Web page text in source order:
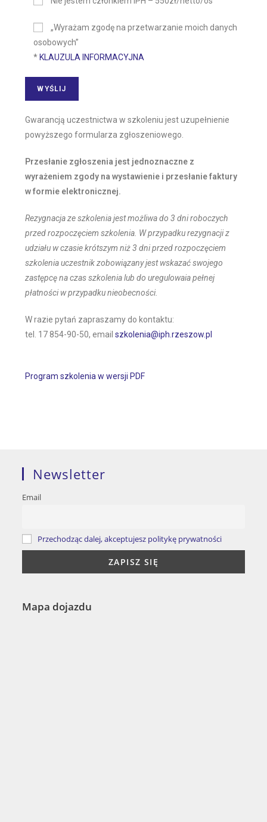
„Wyrażam zgodę na przetwarzanie moich danych
osobowych”
* KLAUZULA INFORMACYJNA
Gwarancją uczestnictwa w szkoleniu jest uzupełnienie
powyższego formularza zgłoszeniowego.
Przesłanie zgłoszenia jest jednoznaczne z
wyrażeniem zgody na wystawienie i przesłanie faktury
w formie elektronicznej.
Rezygnacja ze szkolenia jest możliwa do 3 dni roboczych
przed rozpoczęciem szkolenia. W przypadku rezygnacji z
udziału w czasie krótszym niż 3 dni przed rozpoczęciem
szkolenia uczestnik zobowiązany jest wskazać swojego
zastępcę na czas szkolenialub do uregulowaia pełnej
płatności w przypadku nieobecności.
W razie pytań zapraszamy do kontaktu:
tel. 17 854-90-50, emailszkolenia@iph.rzeszow.pl
Program szkolenia w wersji PDF
Newsletter
Email
Przechodząc dalej, akceptujesz politykę prywatności
Mapa dojazdu